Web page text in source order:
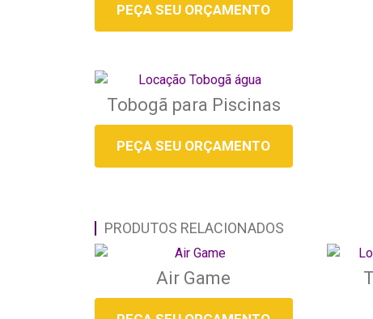
PEÇA SEU ORÇAMENTO
Tobogã para Piscinas
PEÇA SEU ORÇAMENTO
PRODUTOS RELACIONADOS
Air Game